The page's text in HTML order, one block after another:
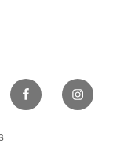
Facebook